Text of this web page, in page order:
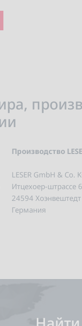
Производство
LESER GmbH & Co.
Итцехоер-штрассе
24594 Хоэнвештедт
Германия